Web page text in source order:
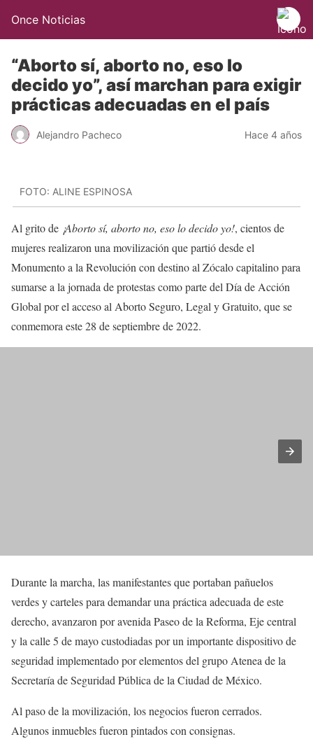
Once Noticias
“Aborto sí, aborto no, eso lo
decido yo”, así marchan para exigir
prácticas adecuadas en el país
Alejandro Pacheco Hace 4 años
FOTO: ALINE ESPINOSA
Al grito de ¡Aborto sí, aborto no, eso lo decido yo!, cientos de
mujeres realizaron una movilización que partió desde el
Monumento a la Revolución con destino al Zócalo capitalino para
sumarse a la jornada de protestas como parte del Día de Acción
Global por el acceso al Aborto Seguro, Legal y Gratuito, que se
conmemora este 28 de septiembre de 2022.
Durante la marcha, las manifestantes que portaban pañuelos
verdes y carteles para demandar una práctica adecuada de este
derecho, avanzaron por avenida Paseo de la Reforma, Eje central
y la calle 5 de mayo custodiadas por un importante dispositivo de
seguridad implementado por elementos del grupo Atenea de la
Secretaría de Seguridad Pública de la Ciudad de México.
Al paso de la movilización, los negocios fueron cerrados.
Algunos inmuebles fueron pintados con consignas.